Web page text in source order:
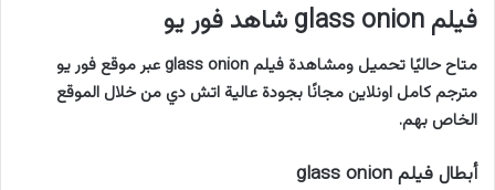
فيلم glass onion شاهد فور يو
متاح حاليًا تحميل ومشاهدة فيلم glass onion عبر موقع فور يو
مترجم كامل اونلاين مجانًا بجودة عالية اتش دي من خلال الموقع
الخاص بهم.
أبطال فيلم glass onion